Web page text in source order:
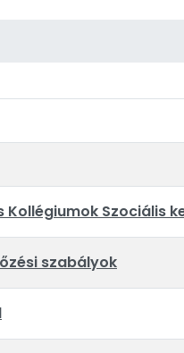
Kollégiumok Szociális
szabályok